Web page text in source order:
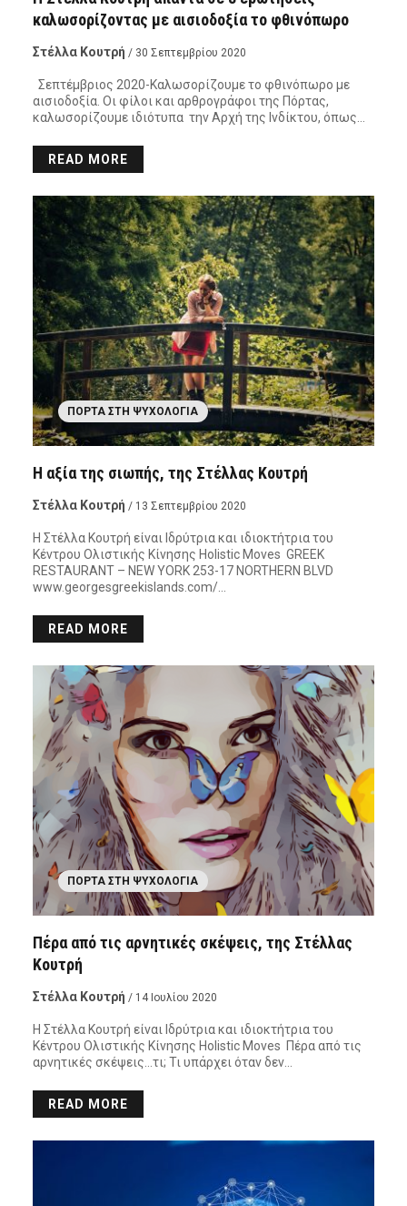
καλωσορίζοντας με αισιοδοξία το φθινόπωρο
Στέλλα Κουτρή / 30 Σεπτεμβρίου 2020
Σεπτέμβριος 2020-Καλωσορίζουμε το φθινόπωρο με
αισιοδοξία. Οι φίλοι και αρθρογράφοι της Πόρτας,
καλωσορίζουμε ιδιότυπα την Αρχή της Ινδίκτου, όπως…
READ MORE
ΠΌΡΤΑ ΣΤΗ ΨΥΧΟΛΟΓΊΑ
Η αξία της σιωπής, της Στέλλας Κουτρή
Στέλλα Κουτρή / 13 Σεπτεμβρίου 2020
Η Στέλλα Κουτρή είναι Ιδρύτρια και ιδιοκτήτρια του
Κέντρου Ολιστικής Κίνησης Holistic Moves GREEK
RESTAURANT – NEW YORK 253-17 NORTHERN BLVD
www.georgesgreekislands.com/…
READ MORE
ΠΌΡΤΑ ΣΤΗ ΨΥΧΟΛΟΓΊΑ
Πέρα από τις αρνητικές σκέψεις, της Στέλλας
Κουτρή
Στέλλα Κουτρή / 14 Ιουλίου 2020
Η Στέλλα Κουτρή είναι Ιδρύτρια και ιδιοκτήτρια του
Κέντρου Ολιστικής Κίνησης Holistic Moves Πέρα από τις
αρνητικές σκέψεις…τι; Τι υπάρχει όταν δεν…
READ MORE